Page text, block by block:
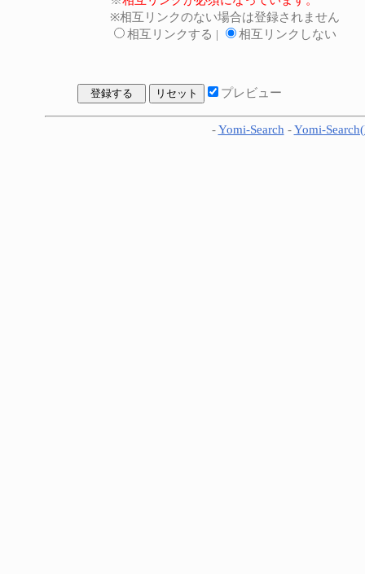
※相互リンクのない場合は登録されません
相互リンクする |
相互リンクしない
プレビュー
-Yomi-Search -Yomi-